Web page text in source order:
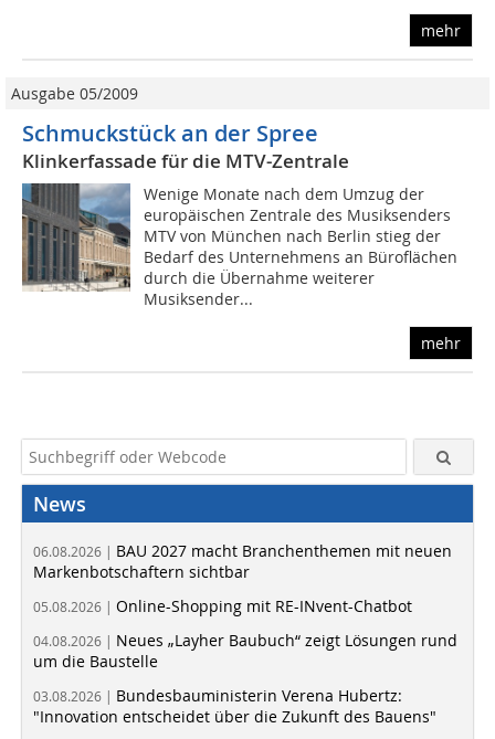
mehr
Ausgabe 05/2009
Schmuckstück an der Spree
Klinkerfassade für die MTV-Zentrale
Wenige Monate nach dem Umzug der
europäischen Zentrale des Musiksenders
MTV von München nach Berlin stieg der
Bedarf des Unternehmens an Büroflächen
durch die Übernahme weiterer
Musiksender...
mehr
News
06.08.2026 | BAU 2027 macht Branchenthemen mit neuen
Markenbotschaftern sichtbar
05.08.2026 | Online-Shopping mit RE-INvent-Chatbot
04.08.2026 | Neues „Layher Baubuch“ zeigt Lösungen rund
um die Baustelle
03.08.2026 | Bundesbauministerin Verena Hubertz:
"Innovation entscheidet über die Zukunft des Bauens"